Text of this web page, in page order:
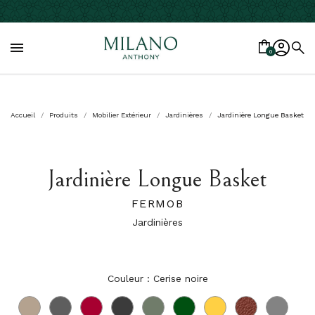
 0
Accueil Produits Mobilier Extérieur Jardinières Jardinière Longue Basket
Jardinière Longue Basket
FERMOB
Jardinières
Couleur : Cerise noire
MuscadeRomarinPimentCarboneCactusCèdre Miel
Ocre
Gris